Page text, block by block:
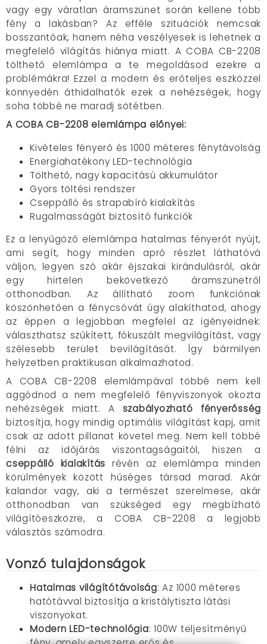
vagy egy váratlan áramszünet során kellene több
fény a lakásban? Az efféle szituációk nemcsak
bosszantóak, hanem néha veszélyesek is lehetnek a
megfelelő világítás hiánya miatt. A COBA CB-2208
tölthető elemlámpa a te megoldásod ezekre a
problémákra! Ezzel a modern és erőteljes eszközzel
könnyedén áthidalhatók ezek a nehézségek, hogy
soha többé ne maradj sötétben.
A COBA CB-2208 elemlámpa előnyei:
Kivételes fényerő és 1000 méteres fénytávolság
Energiahatékony LED-technológia
Tölthető, nagy kapacitású akkumulátor
Gyors töltési rendszer
Cseppálló és strapabíró kialakítás
Rugalmasságát biztosító funkciók
Ez a lenyűgöző elemlámpa hatalmas fényerőt nyújt,
ami segít, hogy minden apró részlet láthatóvá
váljon, legyen szó akár éjszakai kirándulásról, akár
egy hirtelen bekövetkező áramszünetről
otthonodban. Az állítható zoom funkciónak
köszönhetően a fénycsóvát úgy alakíthatod, ahogy
az éppen a legjobban megfelel az igényeidnek:
választhatsz szűkített, fókuszált megvilágítást, vagy
szélesebb terület bevilágítását. Így bármilyen
helyzetben praktikusan alkalmazhatod.
A COBA CB-2208 elemlámpával többé nem kell
aggódnod a nem megfelelő fényviszonyok okozta
nehézségek miatt. A szabályozható fényerősség
biztosítja, hogy mindig optimális világítást kapj, amit
csak az adott pillanat követel meg. Nem kell többé
félni az időjárás viszontagságaitól, hiszen a
cseppálló kialakítás révén az elemlámpa minden
körülmények között hűséges társad marad. Akár
kalandor vagy, aki a természet szerelmese, akár
otthonodban van szükséged egy megbízható
világítóeszközre, a COBA CB-2208 a legjobb
választás számodra.
Vonzó tulajdonságok
Hatalmas világítótávolság: Az 1000 méteres
hatótávval biztosítja a kristálytiszta látási
viszonyokat.
Modern LED-technológia: 100W teljesítményű